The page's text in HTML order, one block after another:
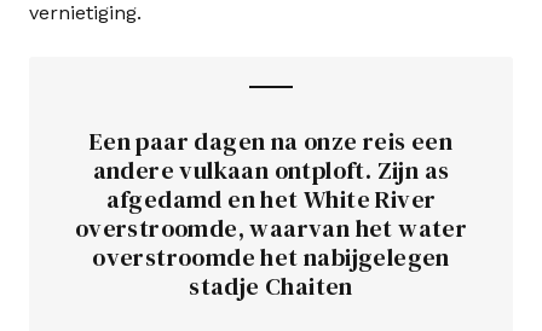
vernietiging.
Een paar dagen na onze reis een
andere vulkaan ontploft. Zijn as
afgedamd en het White River
overstroomde, waarvan het water
overstroomde het nabijgelegen
stadje Chaiten